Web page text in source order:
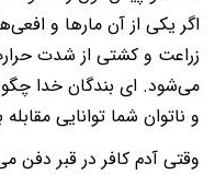
اگر یکی از آن مارها و
زراعت و کشتی از شدت
می‌شود. ای بندگان خدا
و ناتوان شما توانایی مقابله
وقتی آدم کافر در قبر دفن